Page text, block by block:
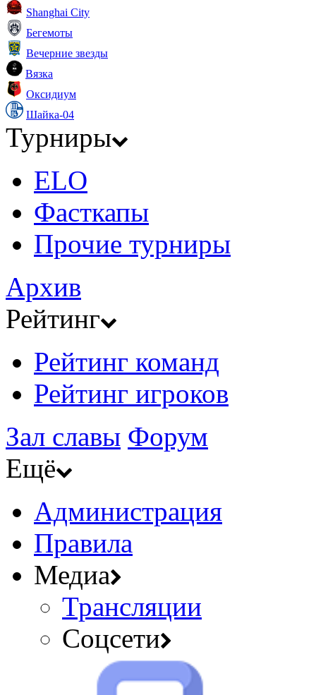
Shanghai City
Бегемоты
Вечерние звезды
Вязка
Оксидиум
Шайка-04
Турниры
ELO
Фасткапы
Прочие турниры
Архив
Рейтинг
Рейтинг команд
Рейтинг игроков
Зал славы Форум
Ещё
Администрация
Правила
Медиа
Трансляции
Соцсети